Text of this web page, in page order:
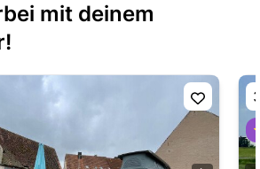
mit deinem